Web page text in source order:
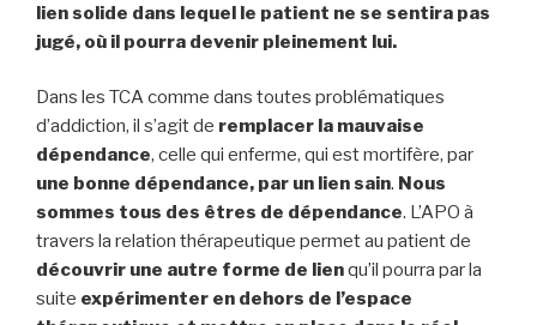
lien solide dans lequel le patient ne se sentira pas
jugé, où il pourra devenir pleinement lui.
Dans les TCA comme dans toutes problématiques
d’addiction, il s’agit de remplacer la mauvaise
dépendance, celle qui enferme, qui est mortifère, par
une bonne dépendance, par un lien sain. Nous
sommes tous des êtres de dépendance. L’APO à
travers la relation thérapeutique permet au patient de
découvrir une autre forme de lienqu’il pourra par la
suite expérimenter en dehors de l’espace